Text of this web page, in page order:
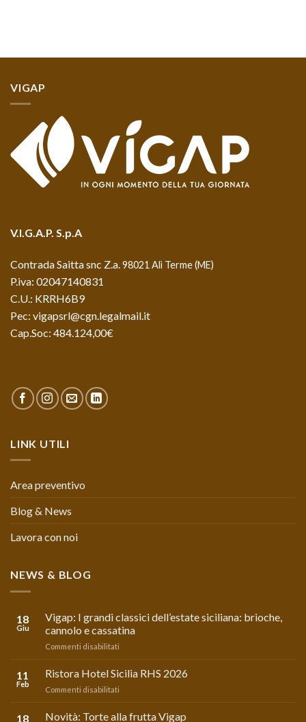
VIGAP
V.I.G.A.P. S.p.A
Contrada Saitta snc Z.a.98021 Alì Terme (ME)
P.iva: 02047140831
C.U.: KRRH6B9
Pec: vigapsrl@cgn.legalmail.it
Cap.Soc: 484.124,00€
LINK UTILI
Area preventivo
Blog & News
Lavora con noi
NEWS & BLOG
18
Giu
Vigap: I grandi classici dell’estate siciliana: brioche,
cannolo e cassatina
Commenti disabilitati
grandi
siciliana:
11
Feb
Ristora Hotel Sicilia RHS 2026
Commenti disabilitati
Hotel
18 Novità: Torte alla frutta Vigap